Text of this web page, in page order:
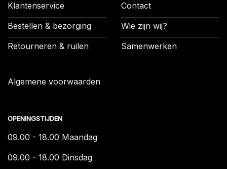
Klantenservice
Bestellen & bezorging
Retourneren & ruilen
Algemene voorwaarden
Contact
Wie zijn wij?
Samenwerken
OPENINGSTIJDEN
09.00 - 18.00 Maandag
09.00 - 18.00 Dinsdag